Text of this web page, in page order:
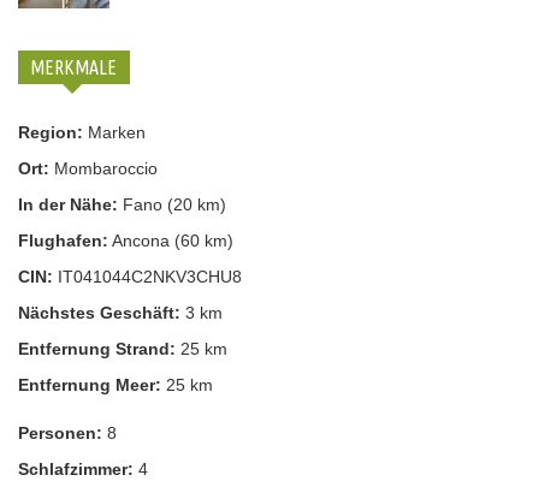
MERKMALE
Region: Marken
Ort: Mombaroccio
In der Nähe: Fano (20 km)
Flughafen: Ancona (60 km)
CIN: IT041044C2NKV3CHU8
Nächstes Geschäft: 3 km
Entfernung Strand: 25 km
Entfernung Meer: 25 km
Personen: 8
Schlafzimmer: 4